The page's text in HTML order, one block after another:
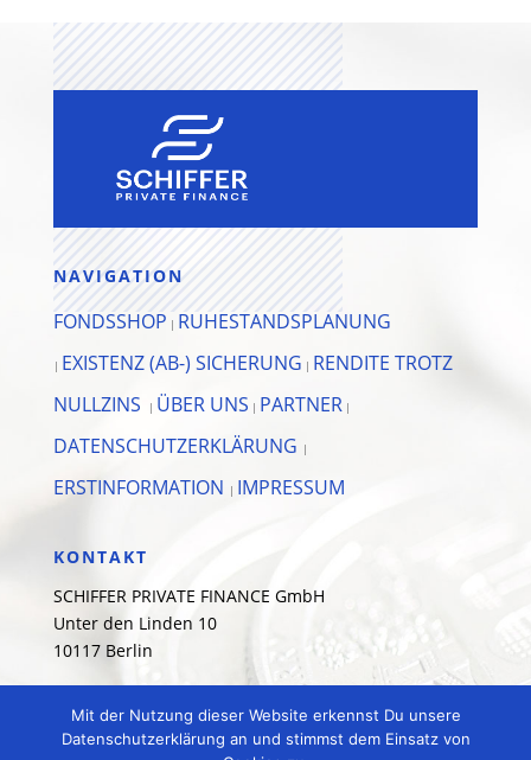
NAVIGATION
FONDSSHOP | RUHESTANDSPLANUNG
| EXISTENZ (AB-) SICHERUNG | RENDITE TROTZ
NULLZINS
| ÜBER UNS | PARTNER |
DATENSCHUTZERKLÄRUNG |
ERSTINFORMATION | IMPRESSUM
KONTAKT
SCHIFFER PRIVATE FINANCE GmbH
Unter den Linden 10
10117 Berlin
info@schiffer-private-finance.de
Mit der Nutzung dieser Website erkennst Du unsere
Datenschutzerklärung an und stimmst dem Einsatz von